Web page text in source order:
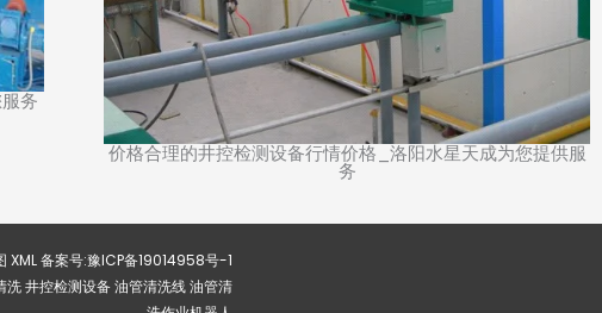
务
价格合理的井控检测设备行情价格_洛阳水星天成为您提供服
务
XML 备案号:豫ICP备19014958号-1
井控检测设备 油管清洗线 油管清